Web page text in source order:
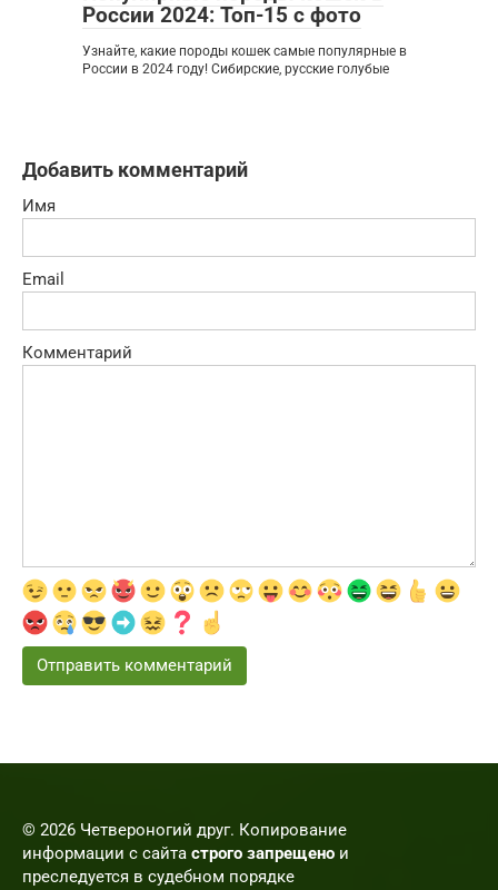
России 2024: Топ-15 с фото
Узнайте, какие породы кошек самые популярные в
России в 2024 году! Сибирские, русские голубые
Добавить комментарий
Имя
Email
Комментарий
© 2026 Четвероногий друг. Копирование
информации с сайта строго запрещено и
преследуется в судебном порядке